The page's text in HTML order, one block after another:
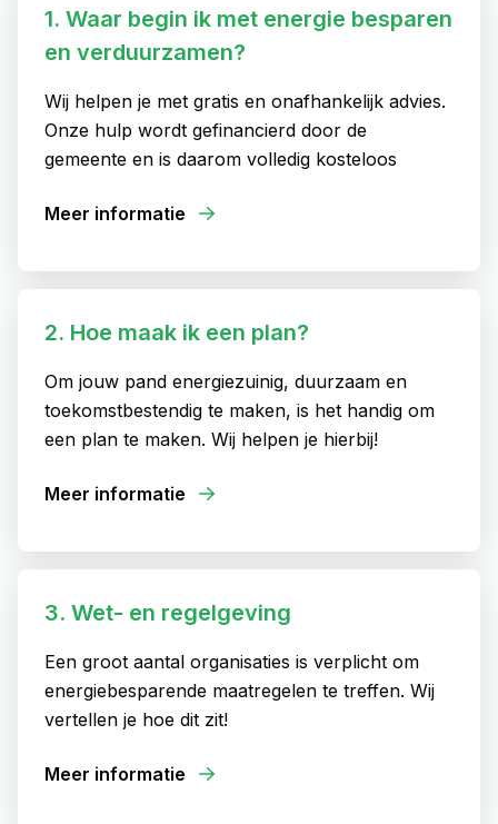
1. Waar begin ik met energie besparen
en verduurzamen?
Wij helpen je met gratis en onafhankelijk advies.
Onze hulp wordt gefinancierd door de
gemeente en is daarom volledig kosteloos
Meer informatie
2. Hoe maak ik een plan?
Om jouw pand energiezuinig, duurzaam en
toekomstbestendig te maken, is het handig om
een plan te maken. Wij helpen je hierbij!
Meer informatie
3. Wet- en regelgeving
Een groot aantal organisaties is verplicht om
energiebesparende maatregelen te treffen. Wij
vertellen je hoe dit zit!
Meer informatie